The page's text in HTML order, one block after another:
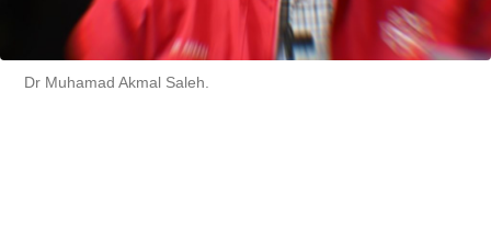
Dr Muhamad Akmal Saleh.